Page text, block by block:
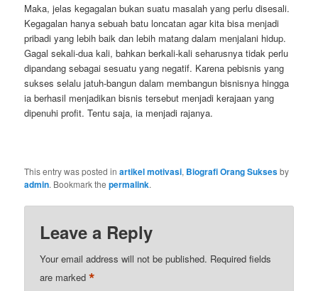
Maka, jelas kegagalan bukan suatu masalah yang perlu disesali.
Kegagalan hanya sebuah batu loncatan agar kita bisa menjadi
pribadi yang lebih baik dan lebih matang dalam menjalani hidup.
Gagal sekali-dua kali, bahkan berkali-kali seharusnya tidak perlu
dipandang sebagai sesuatu yang negatif. Karena pebisnis yang
sukses selalu jatuh-bangun dalam membangun bisnisnya hingga
ia berhasil menjadikan bisnis tersebut menjadi kerajaan yang
dipenuhi profit. Tentu saja, ia menjadi rajanya.
This entry was posted inartikel motivasi, Biografi Orang Suksesby
admin. Bookmark thepermalink.
Leave a Reply
Your email address will not be published. Required fields
are marked*